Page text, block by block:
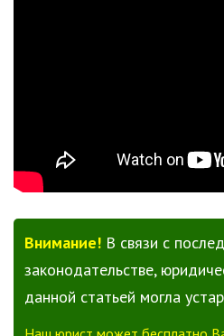
Внимание! В связи с
законодательстве,
данной статьей могла